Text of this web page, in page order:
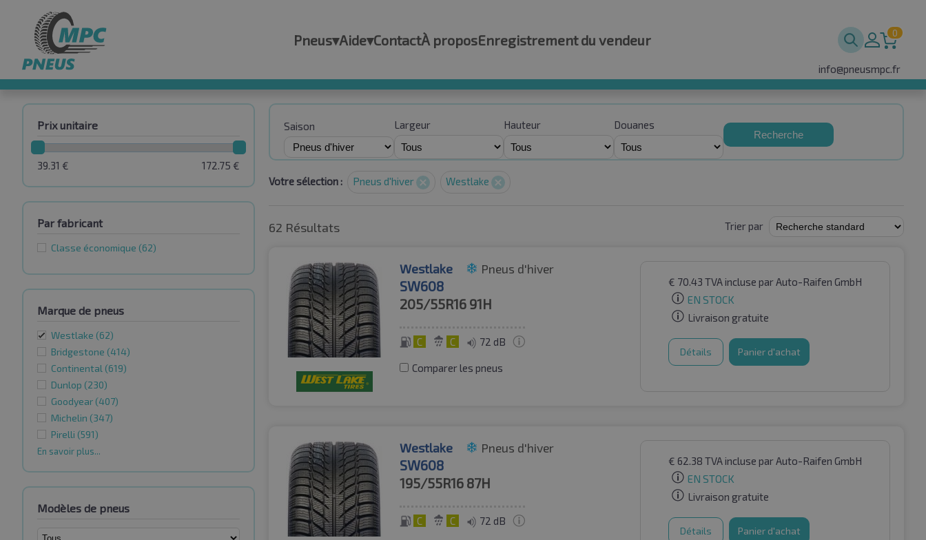
Pneus▾Aide▾ContactÀ proposEnregistrement du vendeur 0
info@pneusmpc.fr
Prix unitaire
172.75 €
39.31 €
Par fabricant
Classe économique (62)
Marque de pneus
Westlake (62)
Bridgestone (414)
Continental (619)
Dunlop (230)
Goodyear (407)
Michelin (347)
Pirelli (591)
En savoir plus...
Modèles de pneus
Saison Largeur Hauteur Douanes
Recherche
Votre sélection : Pneus d'hiver Westlake
62 Résultats Trier par
Westlake Pneus d'hiver
SW608
205/55R16 91H
C C 72 dB
Comparer les pneus
€ 70.43 TVA incluse par Auto-Raifen GmbH
EN STOCK
Livraison gratuite
Détails Panier d'achat
Westlake Pneus d'hiver
SW608
195/55R16 87H
C C 72 dB
€ 62.38 TVA incluse par Auto-Raifen GmbH
EN STOCK
Livraison gratuite
Détails Panier d'achat